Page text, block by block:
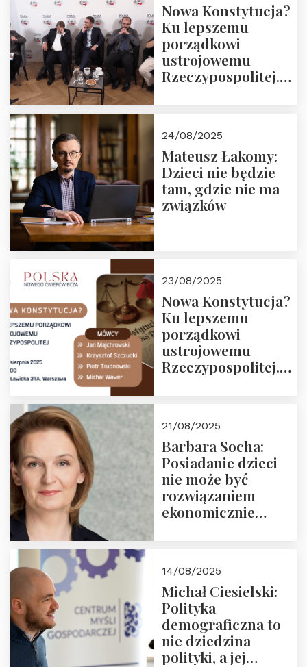
Nowa Konstytucja?
Ku lepszemu
porządkowi
ustrojowemu
Rzeczypospolitej.
24/08/2025
Mateusz Łakomy:
Dzieci nie będzie
tam, gdzie nie ma
związków
23/08/2025
Nowa Konstytucja?
Ku lepszemu
porządkowi
ustrojowemu
Rzeczypospolitej.
Nowego
Ćwierćwiecza”
21/08/2025
Barbara Socha:
Posiadanie dzieci
nie może być
rozwiązaniem
ekonomicznie
14/08/2025
Michał Ciesielski:
Polityka
demograficzna to
nie dziedzina
polityki, a jej